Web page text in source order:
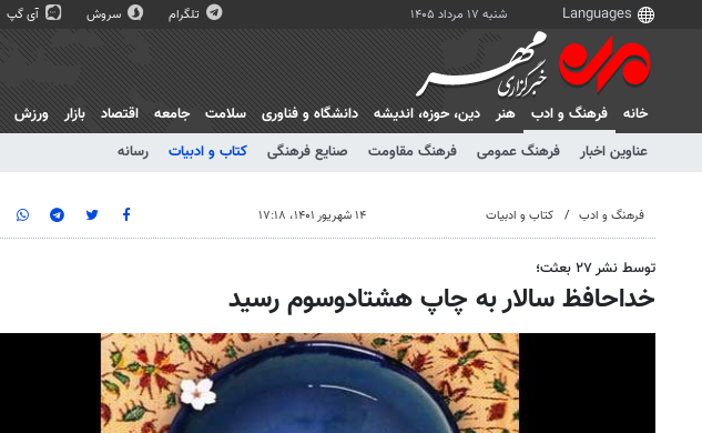
شنبه ۱۷ مرداد ۱۴۰۵ تلگرام سروش آی گپ
خانه
فرهنگ و ادب
عناوین اخبار
فرهنگ عمومی فرهنگ مقاومت صنایع فرهنگی کتاب و ادبیات رسانه
هنر دين، حوزه، انديشه دانشگاه و فناوری سلامت جامعه اقتصاد بازار ورزش
فرهنگ و ادب کتاب و ادبیات ۱۴ شهریور ۱۴۰۱، ۱۷:۱۸
توسط نشر ۲۷ بعثت؛
خداحافظ سالار به چاپ هشتادوسوم رسید